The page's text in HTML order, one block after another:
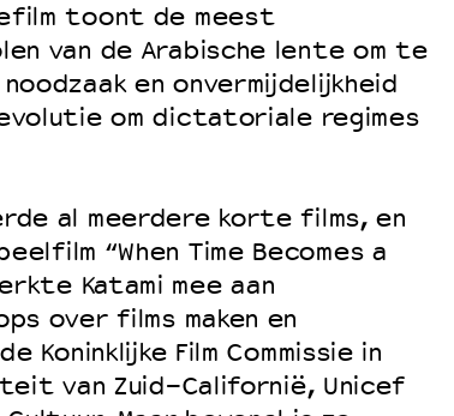
toont de meest
van de Arabische lente om te
en onvermijdelijkheid
om dictatoriale regimes
al meerdere korte films, en
“When Time Becomes a
Katami mee aan
over films maken en
Koninklijke Film Commissie in
van Zuid-Californië, Unicef